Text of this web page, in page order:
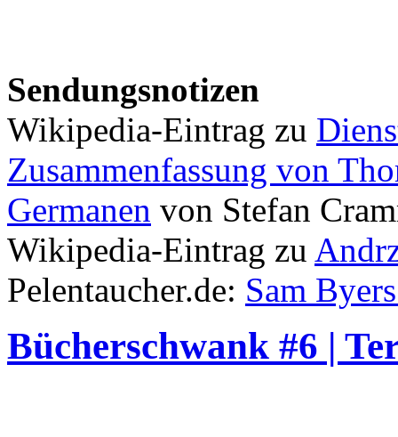
Sendungsnotizen
Wikipedia-Eintrag zu
Zusammenfassung von
Germanen von Stefan
Wikipedia-Eintrag zu
Pelentaucher.de: Sam
Bücherschwank #6 |